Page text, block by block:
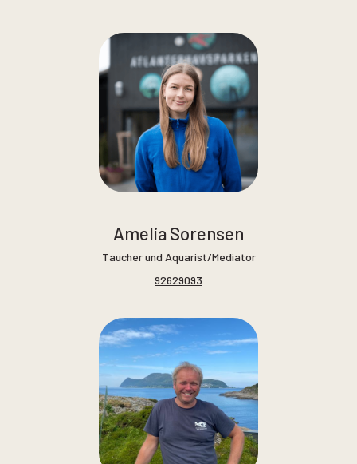
Amelia Sorensen
Taucher und Aquarist/Mediator
92629093